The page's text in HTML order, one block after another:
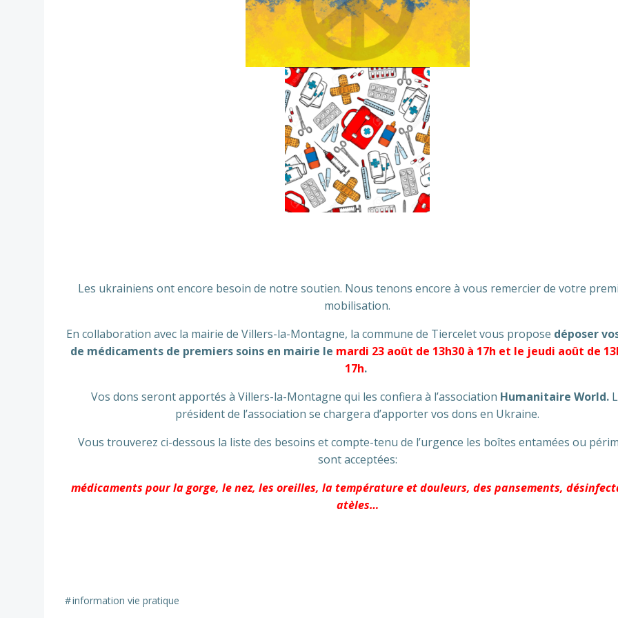
Les ukrainiens ont encore besoin de notre soutien. Nous tenons encore à vous remercier de votre
mobilisation.
En collaboration avec la mairie de Villers-la-Montagne, la commune de Tiercelet vous propose déposer
de médicaments de premiers soins en mairie le mardi 23 août de 13h30 à 17h et le jeudi août de
17h.
Vos dons seront apportés à Villers-la-Montagne qui les confiera à l’association Humanitaire World.
président de l’association se chargera d’apporter vos dons en Ukraine.
Vous trouverez ci-dessous la liste des besoins et compte-tenu de l’urgence les boîtes entamées ou
sont acceptées:
médicaments pour la gorge, le nez, les oreilles, la température et douleurs, des pansements,
atèles…
#information vie pratique